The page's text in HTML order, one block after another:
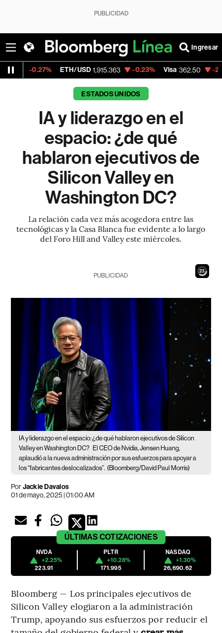
PUBLICIDAD
Ingresar
ETH/USD 1,915.363 -0.23% Visa 362.50 -2.15%
ESTADOS UNIDOS
IA y liderazgo en el
espacio: ¿de qué
hablaron ejecutivos de
Silicon Valley en
Washington DC?
La relación cada vez más acogedora entre las
tecnológicas y la Casa Blanca fue evidente a lo largo
del Foro Hill and Valley este miércoles.
21
PUBLICIDAD
IA y liderazgo en el espacio: ¿de qué hablaron ejecutivos de Silicon
Valley en Washington DC? El CEO de Nvidia, Jensen Huang,
aplaudió a la nueva administración por sus esfuerzos para apoyar a
los “fabricantes deslocalizados”. (Bloomberg/David Paul Morris)
PorJackie Davalos
01 de mayo, 2025 | 01:00 AM
ÚLTIMAS COTIZACIONES
NVDA
+2.25%
223.91
PLTR
+10.28%
171.995
NASDAQ
+1.30%
26,690.62
Bloomberg — Los principales ejecutivos de
Silicon Valley elogiaron a la administración
Trump, apoyando sus esfuerzos por reducir el